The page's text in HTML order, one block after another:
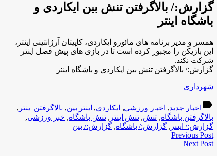
گزارش:/ بالاگرفتن تنش بین ایکاردی و
باشگاه اینتر
همسر و مدیر برنامه های مائورو ایکاردی، کاپیتان آرژانتینی اینتر،
این بازیکن را مجبور کرده است تا در بازی های پیش فصل اینتر
شرکت نکند.
گزارش:/ بالاگرفتن تنش بین ایکاردی و باشگاه اینتر
شهرداری
label اخبار جدید, اخبار ورزشی, ایکاردی, اینتر بین, بالاگرفتن اینتر ,
بالاگرفتن باشگاه, تنش, تنش اینتر , تنش باشگاه, خبر ورزشی,
گزارش:/ اینتر , گزارش:/ باشگاه, گزارش:/ بین
Previous Post
Next Post